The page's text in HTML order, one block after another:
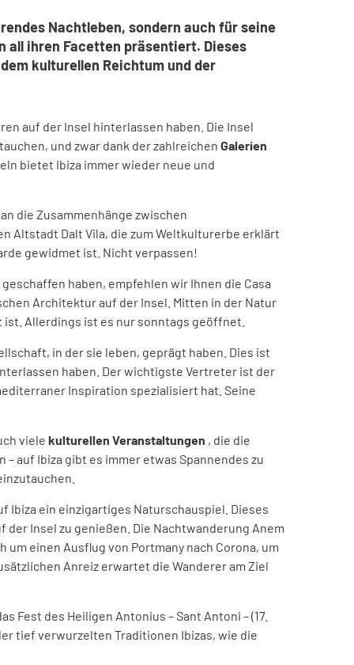
Nachtleben, sondern auch für seine
all ihren Facetten präsentiert. Dieses
kulturellen Reichtum und der
auf der Insel hinterlassen haben. Die Insel
und zwar dank der zahlreichen Galerien
bietet Ibiza immer wieder neue und
die Zusammenhänge zwischen
Altstadt Dalt Vila, die zum Weltkulturerbe erklärt
gewidmet ist. Nicht verpassen!
haben, empfehlen wir Ihnen die Casa
Architektur auf der Insel. Mitten in der Natur
ist. Allerdings ist es nur sonntags geöffnet.
in der sie leben, geprägt haben. Dies ist
haben. Der wichtigste Vertreter ist der
Inspiration spezialisiert hat. Seine
viele kulturellen Veranstaltungen , die die
auf Ibiza gibt es immer etwas Spannendes zu
Ibiza ein einzigartiges Naturschauspiel. Dieses
Insel zu genießen. Die Nachtwanderung Anem
einen Ausflug von Portmany nach Corona, um
Anreiz erwartet die Wanderer am Ziel
Fest des Heiligen Antonius – Sant Antoni – (17.
tief verwurzelten Traditionen Ibizas, wie die